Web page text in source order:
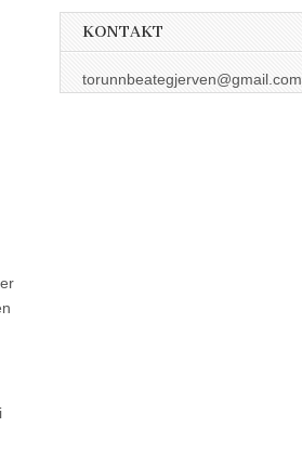
KONTAKT
torunnbeategjerven@gmail.com